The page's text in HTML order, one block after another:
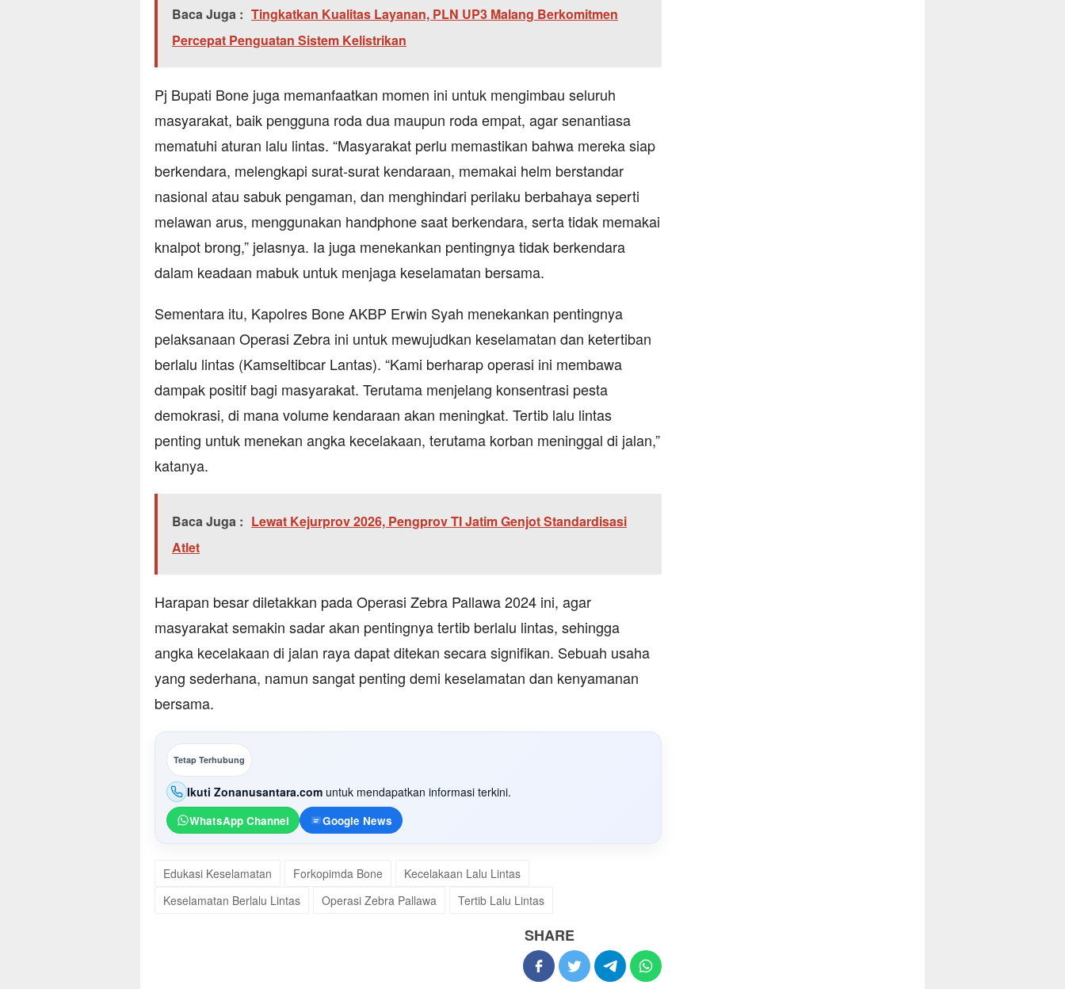
Baca Juga : Tingkatkan Kualitas Layanan, PLN UP3 Malang Berkomitmen
Percepat Penguatan Sistem Kelistrikan
Pj Bupati Bone juga memanfaatkan momen ini untuk mengimbau seluruh
masyarakat, baik pengguna roda dua maupun roda empat, agar senantiasa
mematuhi aturan lalu lintas. “Masyarakat perlu memastikan bahwa mereka siap
berkendara, melengkapi surat-surat kendaraan, memakai helm berstandar
nasional atau sabuk pengaman, dan menghindari perilaku berbahaya seperti
melawan arus, menggunakan handphone saat berkendara, serta tidak memakai
knalpot brong,” jelasnya. Ia juga menekankan pentingnya tidak berkendara
dalam keadaan mabuk untuk menjaga keselamatan bersama.
Sementara itu, Kapolres Bone AKBP Erwin Syah menekankan pentingnya
pelaksanaan Operasi Zebra ini untuk mewujudkan keselamatan dan ketertiban
berlalu lintas (Kamseltibcar Lantas). “Kami berharap operasi ini membawa
dampak positif bagi masyarakat. Terutama menjelang konsentrasi pesta
demokrasi, di mana volume kendaraan akan meningkat. Tertib lalu lintas
penting untuk menekan angka kecelakaan, terutama korban meninggal di jalan,”
katanya.
Baca Juga : Lewat Kejurprov 2026, Pengprov TI Jatim Genjot Standardisasi
Atlet
Harapan besar diletakkan pada Operasi Zebra Pallawa 2024 ini, agar
masyarakat semakin sadar akan pentingnya tertib berlalu lintas, sehingga
angka kecelakaan di jalan raya dapat ditekan secara signifikan. Sebuah usaha
yang sederhana, namun sangat penting demi keselamatan dan kenyamanan
bersama.
Tetap Terhubung
Ikuti Zonanusantara.com untuk mendapatkan informasi terkini.
WhatsApp Channel Google News
Edukasi Keselamatan Forkopimda Bone
Kecelakaan Lalu Lintas
Keselamatan Berlalu Lintas
Operasi Zebra Pallawa Tertib Lalu Lintas
SHARE